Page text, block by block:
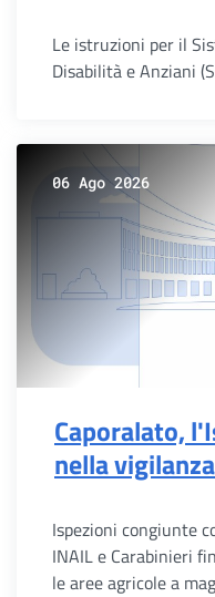
Le istruzioni per il
Disabilità e Anziani
06 Ago 2026
Caporalato,
nella
Ispezioni congiunte
INAIL e Carabinieri
le aree agricole a